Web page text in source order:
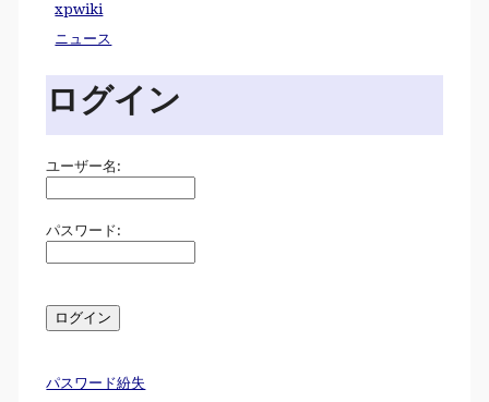
xpwiki
ニュース
ログイン
ユーザー名:
パスワード:
パスワード紛失